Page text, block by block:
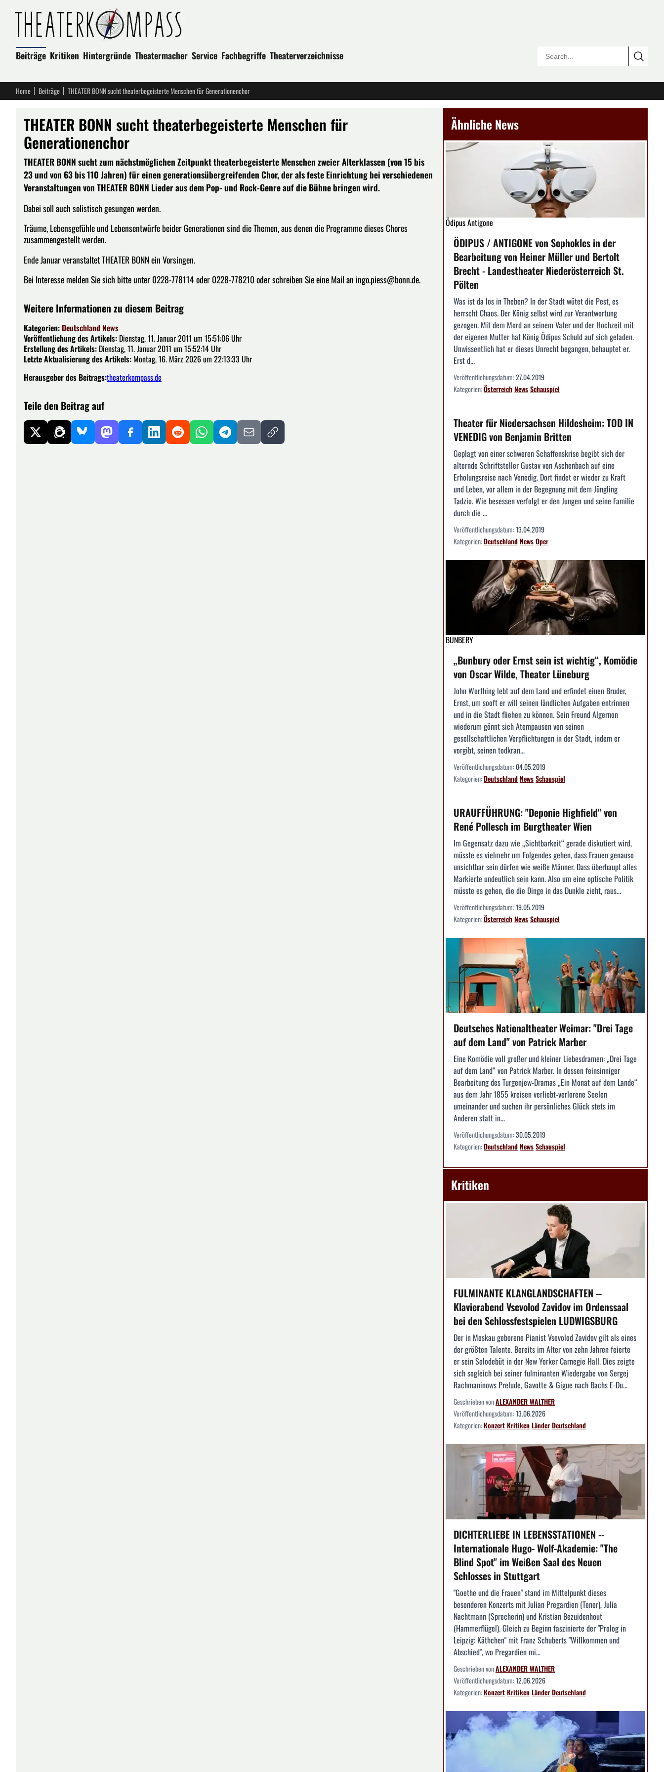
Beiträge Kritiken Hintergründe Theatermacher Service Fachbegriffe Theaterverzeichnisse
Home Beiträge THEATER BONN sucht theaterbegeisterte Menschen für Generationenchor
THEATER BONN sucht theaterbegeisterte Menschen für
Generationenchor
THEATER BONN sucht zum nächstmöglichen Zeitpunkt theaterbegeisterte Menschen zweier Alterklassen (von 15 bis
23 und von 63 bis 110 Jahren) für einen generationsübergreifenden Chor, der als feste Einrichtung bei verschiedenen
Veranstaltungen von THEATER BONN Lieder aus dem Pop- und Rock-Genre auf die Bühne bringen wird.
Dabei soll auch solistisch gesungen werden.
Träume, Lebensgefühle und Lebensentwürfe beider Generationen sind die Themen, aus denen die Programme dieses Chores
zusammengestellt werden.
Ende Januar veranstaltet THEATER BONN ein Vorsingen.
Bei Interesse melden Sie sich bitte unter 0228-778114 oder 0228-778210 oder schreiben Sie eine Mail an ingo.piess@bonn.de.
Weitere Informationen zu diesem Beitrag
Kategorien: Deutschland News
Veröffentlichung des Artikels: Dienstag, 11. Januar 2011 um 15:51:06 Uhr
Erstellung des Artikels: Dienstag, 11. Januar 2011 um 15:52:14 Uhr
Letzte Aktualisierung des Artikels: Montag, 16. März 2026 um 22:13:33 Uhr
Herausgeber des Beitrags:theaterkompass.de
Teile den Beitrag auf
Ähnliche News
Ödipus Antigone
ÖDIPUS / ANTIGONE von Sophokles in der
Bearbeitung von Heiner Müller und Bertolt
Brecht - Landestheater Niederösterreich St.
Pölten
Was ist da los in Theben? In der Stadt wütet die Pest, es
herrscht Chaos. Der König selbst wird zur Verantwortung
gezogen. Mit dem Mord an seinem Vater und der Hochzeit mit
der eigenen Mutter hat König Ödipus Schuld auf sich geladen.
Unwissentlich hat er dieses Unrecht begangen, behauptet er.
Erst d...
Veröffentlichungsdatum:27.04.2019
Kategorien:ÖsterreichNewsSchauspiel
Theater für Niedersachsen Hildesheim: TOD IN
VENEDIG von Benjamin Britten
Geplagt von einer schweren Schaffenskrise begibt sich der
alternde Schriftsteller Gustav von Aschenbach auf eine
Erholungsreise nach Venedig. Dort findet er wieder zu Kraft
und Leben, vor allem in der Begegnung mit dem Jüngling
Tadzio. Wie besessen verfolgt er den Jungen und seine Familie
durch die ...
Veröffentlichungsdatum:13.04.2019
Kategorien:DeutschlandNewsOper
BUNBERY
„Bunbury oder Ernst sein ist wichtig“, Komödie
von Oscar Wilde, Theater Lüneburg
John Worthing lebt auf dem Land und erfindet einen Bruder,
Ernst, um sooft er will seinen ländlichen Aufgaben entrinnen
und in die Stadt fliehen zu können. Sein Freund Algernon
wiederum gönnt sich Atempausen von seinen
gesellschaftlichen Verpflichtungen in der Stadt, indem er
vorgibt, seinen todkran...
Veröffentlichungsdatum:04.05.2019
Kategorien:DeutschlandNewsSchauspiel
URAUFFÜHRUNG: "Deponie Highfield" von
René Pollesch im Burgtheater Wien
Im Gegensatz dazu wie „Sichtbarkeit“ gerade diskutiert wird,
müsste es vielmehr um Folgendes gehen, dass Frauen genauso
unsichtbar sein dürfen wie weiße Männer. Dass überhaupt alles
Markierte undeutlich sein kann. Also um eine optische Politik
müsste es gehen, die die Dinge in das Dunkle zieht, raus...
Veröffentlichungsdatum:19.05.2019
Kategorien:ÖsterreichNewsSchauspiel
Deutsches Nationaltheater Weimar: "Drei Tage
auf dem Land" von Patrick Marber
Eine Komödie voll großer und kleiner Liebesdramen: „Drei Tage
auf dem Land“ von Patrick Marber. In dessen feinsinniger
Bearbeitung des Turgenjew-Dramas „Ein Monat auf dem Lande“
aus dem Jahr 1855 kreisen verliebt-verlorene Seelen
umeinander und suchen ihr persönliches Glück stets im
Anderen statt in...
Veröffentlichungsdatum:30.05.2019
Kategorien:DeutschlandNewsSchauspiel
Kritiken
FULMINANTE KLANGLANDSCHAFTEN --
Klavierabend Vsevolod Zavidov im Ordenssaal
bei den Schlossfestspielen LUDWIGSBURG
Der in Moskau geborene Pianist Vsevolod Zavidov gilt als eines
der größten Talente. Bereits im Alter von zehn Jahren feierte
er sein Solodebüt in der New Yorker Carnegie Hall. Dies zeigte
sich sogleich bei seiner fulminanten Wiedergabe von Sergej
Rachmaninows Prelude, Gavotte & Gigue nach Bachs E-Du...
Geschrieben vonALEXANDER WALTHER
Veröffentlichungsdatum:13.06.2026
Kategorien:KonzertKritikenLänderDeutschland
DICHTERLIEBE IN LEBENSSTATIONEN --
Internationale Hugo- Wolf-Akademie: "The
Blind Spot" im Weißen Saal des Neuen
Schlosses in Stuttgart
"Goethe und die Frauen" stand im Mittelpunkt dieses
besonderen Konzerts mit Julian Pregardien (Tenor), Julia
Nachtmann (Sprecherin) und Kristian Bezuidenhout
(Hammerflügel). Gleich zu Beginn faszinierte der "Prolog in
Leipzig: Käthchen" mit Franz Schuberts "Willkommen und
Abschied", wo Pregardien mi...
Geschrieben vonALEXANDER WALTHER
Veröffentlichungsdatum:12.06.2026
Kategorien:KonzertKritikenLänderDeutschland